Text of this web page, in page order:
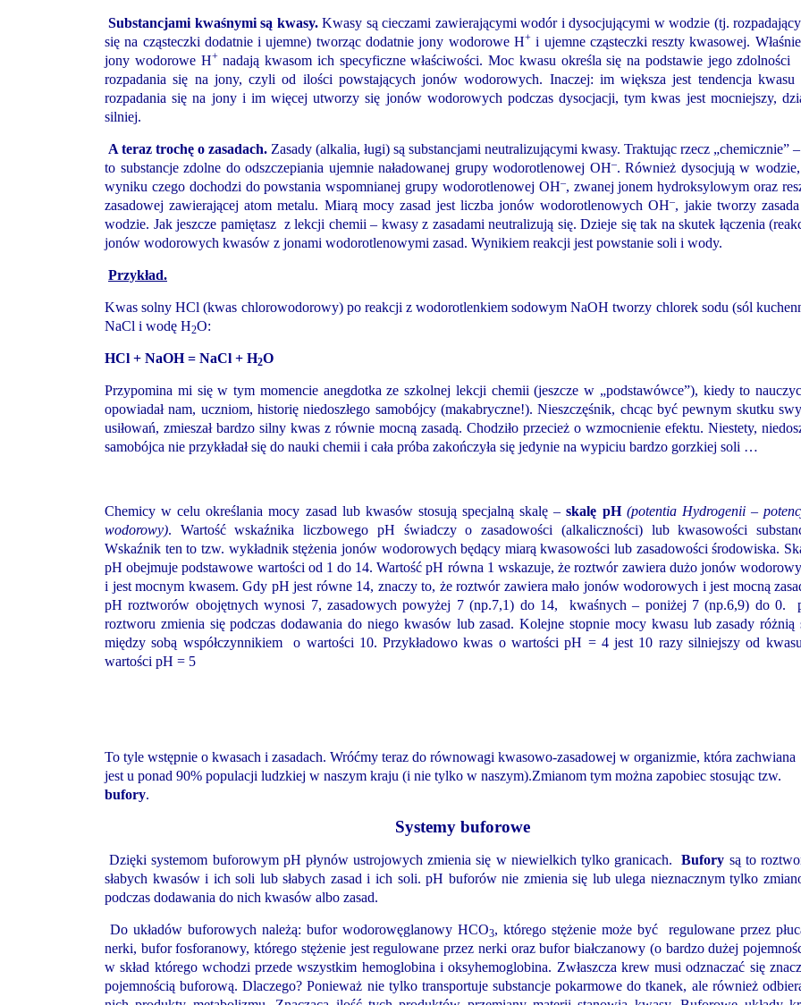
Substancjami kwaśnymi są kwasy.Kwasy są cieczami zawierającymi wodór i dysocjującymi w wodzie (tj.
się na cząsteczki dodatnie i ujemne) tworząc dodatnie jony wodorowe H+i ujemne cząsteczki reszty kwasowej.
jony wodorowe H+nadają kwasom ich specyficzne właściwości. Moc kwasu określa się na podstawie jego zdolności
rozpadania się na jony, czyli od ilości powstających jonów wodorowych. Inaczej: im większa jest tendencja kwasu
rozpadania się na jony i im więcej utworzy się jonów wodorowych podczas dysocjacji, tym kwas jest mocniejszy,
silniej.
A teraz trochę o zasadach. Zasady (alkalia, ługi) są substancjami neutralizującymi kwasy. Traktując rzecz „chemicznie” –
to substancje zdolne do odszczepiania ujemnie naładowanej grupy wodorotlenowej OH–. Również dysocjują w
wyniku czego dochodzi do powstania wspomnianej grupy wodorotlenowej OH–, zwanej jonem hydroksylowym oraz
zasadowej zawierającej atom metalu. Miarą mocy zasad jest liczba jonów wodorotlenowych OH–, jakie tworzy
wodzie. Jak jeszcze pamiętasz z lekcji chemii – kwasy z zasadami neutralizują się. Dzieje się tak na skutek łączenia
jonów wodorowych kwasów z jonami wodorotlenowymi zasad. Wynikiem reakcji jest powstanie soli i wody.
Przykład.
Kwas solny HCl (kwas chlorowodorowy) po reakcji z wodorotlenkiem sodowym NaOH tworzy chlorek sodu (sól
NaCl i wodę H2O:
HCl + NaOH = NaCl + H2O
Przypomina mi się w tym momencie anegdotka ze szkolnej lekcji chemii (jeszcze w „podstawówce”), kiedy to
opowiadał nam, uczniom, historię niedoszłego samobójcy (makabryczne!). Nieszczęśnik, chcąc być pewnym skutku
usiłowań, zmieszał bardzo silny kwas z równie mocną zasadą. Chodziło przecież o wzmocnienie efektu. Niestety,
samobójca nie przykładał się do nauki chemii i cała próba zakończyła się jedynie na wypiciu bardzo gorzkiej soli …
Chemicy w celu określania mocy zasad lub kwasów stosują specjalną skalę –skalę pH (potentia Hydrogenii –
wodorowy). Wartość wskaźnika liczbowego pH świadczy o zasadowości (alkaliczności) lub kwasowości
Wskaźnik ten to tzw. wykładnik stężenia jonów wodorowych będący miarą kwasowości lub zasadowości środowiska.
pH obejmuje podstawowe wartości od 1 do 14. Wartość pH równa 1 wskazuje, że roztwór zawiera dużo jonów
i jest mocnym kwasem. Gdy pH jest równe 14, znaczy to, że roztwór zawiera mało jonów wodorowych i jest mocną
pH roztworów obojętnych wynosi 7, zasadowych powyżej 7 (np.7,1) do 14, kwaśnych – poniżej 7 (np.6,9) do 0.
roztworu zmienia się podczas dodawania do niego kwasów lub zasad. Kolejne stopnie mocy kwasu lub zasady różnią
między sobą współczynnikiem o wartości 10. Przykładowo kwas o wartości pH = 4 jest 10 razy silniejszy od
wartości pH = 5
To tyle wstępnie o kwasach i zasadach. Wróćmy teraz do równowagi kwasowo-zasadowej w organizmie, która zachwiana
jest u ponad 90% populacji ludzkiej w naszym kraju (i nie tylko w naszym).Zmianom tym można zapobiec stosując tzw.
bufory.
Systemy buforowe
Dzięki systemom buforowym pH płynów ustrojowych zmienia się w niewielkich tylko granicach.Bufory są to
słabych kwasów i ich soli lub słabych zasad i ich soli. pH buforów nie zmienia się lub ulega nieznacznym tylko
podczas dodawania do nich kwasów albo zasad.
Do układów buforowych należą: bufor wodorowęglanowy HCO3, którego stężenie może być regulowane przez
nerki, bufor fosforanowy, którego stężenie jest regulowane przez nerki oraz bufor białczanowy (o bardzo dużej
w skład którego wchodzi przede wszystkim hemoglobina i oksyhemoglobina. Zwłaszcza krew musi odznaczać się
pojemnością buforową. Dlaczego? Ponieważ nie tylko transportuje substancje pokarmowe do tkanek, ale również